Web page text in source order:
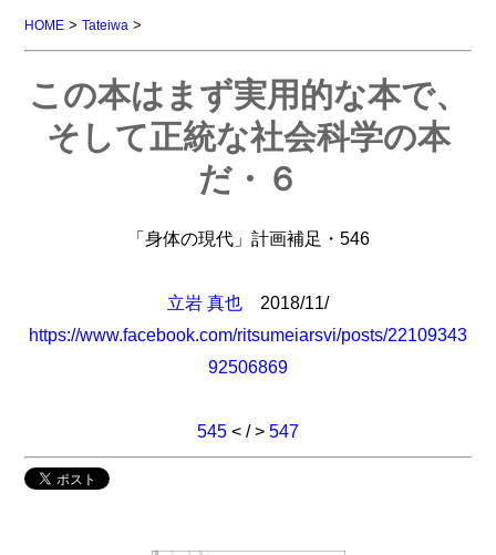
HOME >Tateiwa >
この本はまず実用的な本で、
そして正統な社会科学の本
だ・６
「身体の現代」計画補足・546
立岩 真也 2018/11/
https://www.facebook.com/ritsumeiarsvi/posts/22109343
92506869
545 < / > 547